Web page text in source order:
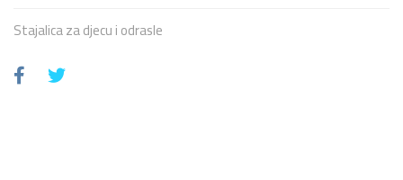
Stajalica za djecu i odrasle